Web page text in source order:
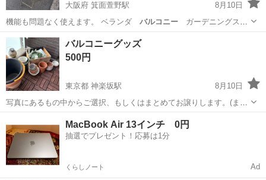
大阪府 箕面萱野駅
8月10日
機能も問題なく使えます。 ベランダ バルコニーガーデニングスペ
ースの一角に最適で…
大阪 箕面市 箕面萱野駅 ダイニングセット
バルコニーグッズ
500円
東京都 神楽坂駅
8月10日
写真にあるもの中からご選択、もしくはまとめてお譲りします。(まと
めてご購入いただける方優先)
家庭用品 バルコニー
MacBook Air 13インチ 0円
抽選でプレゼント！応募は1分
くらしノート Ad